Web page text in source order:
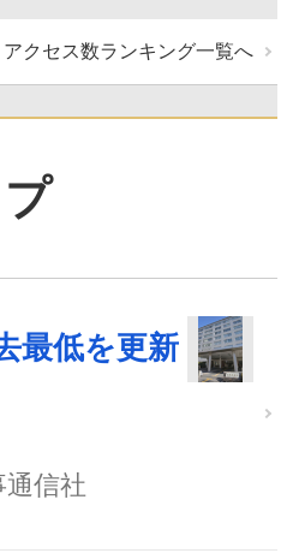
アクセス数ランキング一覧へ
最低を更新
通信社